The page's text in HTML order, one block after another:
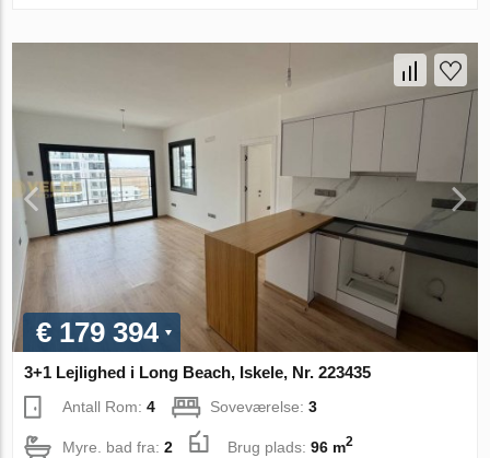
€ 179 394
3+1 Lejlighed i Long Beach, Iskele, Nr. 223435
Antall Rom:4 Soveværelse:3
Myre. bad fra:2 Brug plads:96 m2